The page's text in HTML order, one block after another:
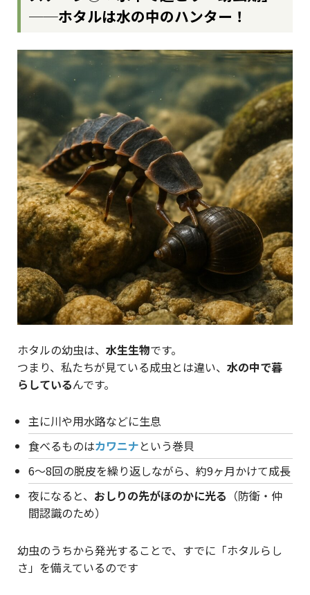
──ホタルは水の中のハンター！
ホタルの幼虫は、 水生生物です。
つまり、私たちが見ている成虫とは違い、 水の中で暮
らしているんです。
主に川や用水路などに生息
食べるものはカワニナという巻貝
6〜8回の脱皮を繰り返しながら、約9ヶ月かけて成長
夜になると、 おしりの先がほのかに光る （防衛・仲
間認識のため）
幼虫のうちから発光することで、すでに「ホタルらし
さ」を備えているのです